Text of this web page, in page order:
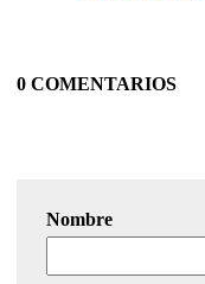
0 COMENTARIOS
Nombre